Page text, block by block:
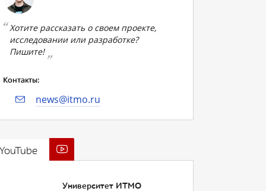
Хотите рассказать о своем проекте,
исследовании или разработке?
Пишите!
Контакты:
news@itmo.ru
Университет ИТМО